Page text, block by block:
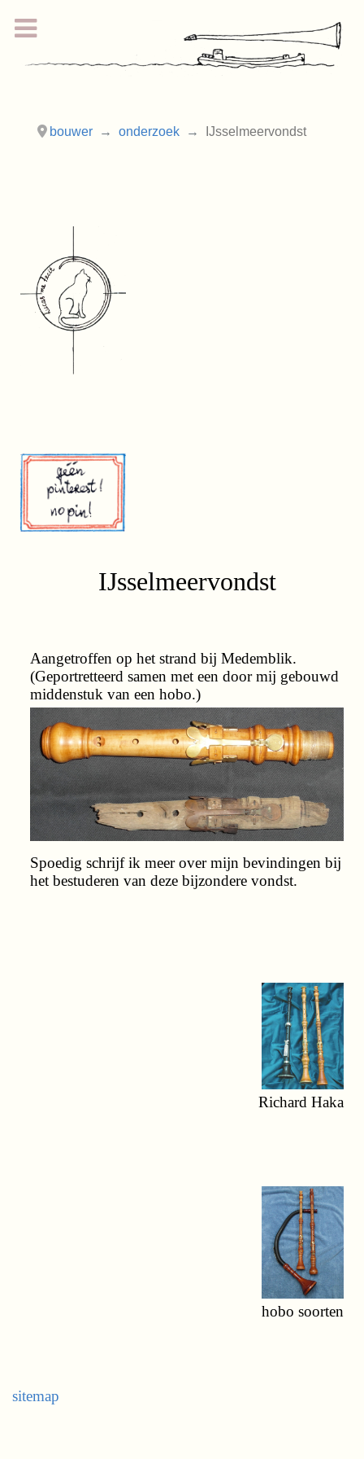
bouwer onderzoek IJsselmeervondst
IJsselmeervondst
Aangetroffen op het strand bij Medemblik.
(Geportretteerd samen met een door mij gebouwd
middenstuk van een hobo.)
Spoedig schrijf ik meer over mijn bevindingen bij
het bestuderen van deze bijzondere vondst.
Richard Haka
hobo soorten
sitemap